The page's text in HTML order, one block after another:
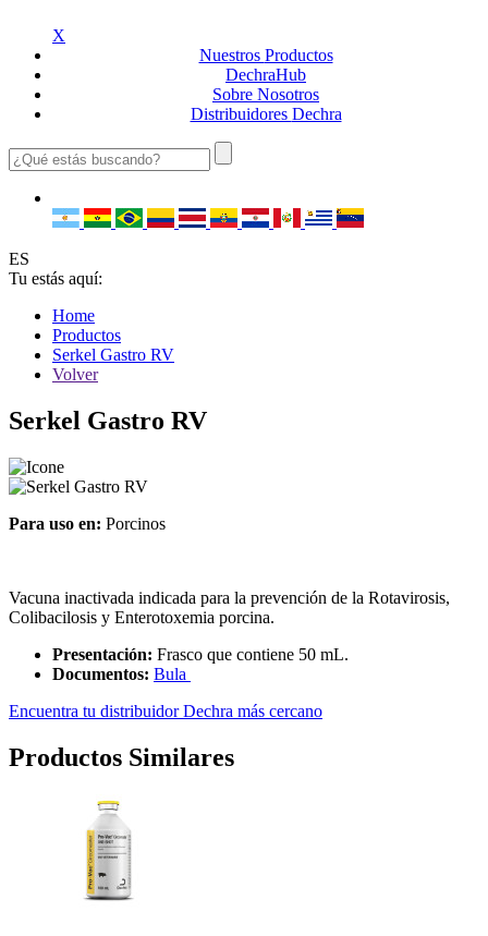
X
Nuestros Productos
DechraHub
Sobre Nosotros
Distribuidores Dechra
ES
Tu estás aquí:
Home
Productos
Serkel Gastro RV
Volver
Serkel Gastro RV
Para uso en: Porcinos
Vacuna inactivada indicada para la prevención de la Rotavirosis,
Colibacilosis y Enterotoxemia porcina.
Presentación: Frasco que contiene 50 mL.
Documentos: Bula
Encuentra tu distribuidor Dechra más cercano
Productos Similares